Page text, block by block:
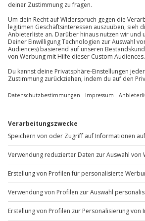
Durchführbarkeit abhängig
Sehr schlechte
Bei Schlechtwetter wird ein
vereinbart
Ausrüstung & Kleidung
Mitzubringen: Flaches festes
Teilnehmer
1 Fahrer + 1 Beifahrer
Du erreichst uns telefonisch zu
außer an bundesweiten Feiertagen:
Mo-Fr: 8-20 Uhr | Sa: 10-16 Uhr
Du möchtest als Firma bestellen?
Mo-Fr: 9-17 Uhr
b2b@jochen-schweizer.de
www.b2b.jochen-schweizer.de/
Artikelnummer